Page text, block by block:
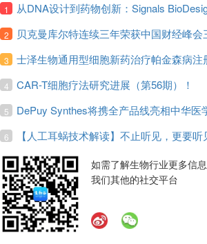
1
2 贝克曼库尔特连续三年荣获中国财经峰会
3
4 CAR-T细胞疗法研究进展（第56期）！
5
6
如需了解生物行业更多信
我们其他的社交平台